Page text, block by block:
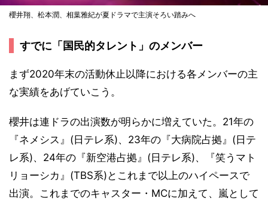
櫻井翔、松本潤、相葉雅紀が夏ドラマで主演そろい踏みへ
すでに「国民的タレント」のメンバー
まず2020年末の活動休止以降における各メンバーの主
な実績をあげていこう。
櫻井は連ドラの出演数が明らかに増えていた。21年の
『ネメシス』(日テレ系)、23年の『大病院占拠』(日テ
レ系)、24年の『新空港占拠』(日テレ系)、『笑うマト
リョーシカ』(TBS系)とこれまで以上のハイペースで
出演。これまでのキャスター・MCに加えて、嵐として